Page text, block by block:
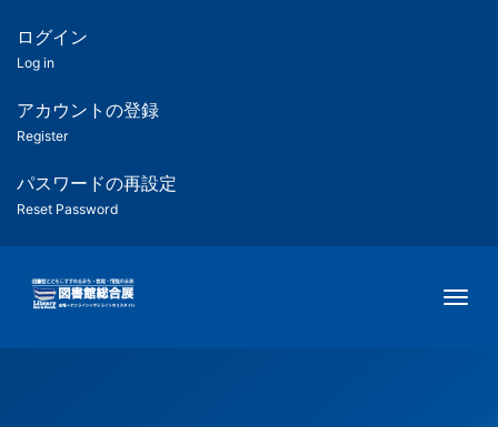
ツ
匿
名
ユ
ー
ー
用
メ
ログイン
Log in
アカウントの登録
Register
パスワードの再設定
Reset Password